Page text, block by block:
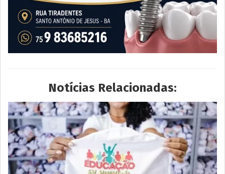
Notícias Relacionadas: